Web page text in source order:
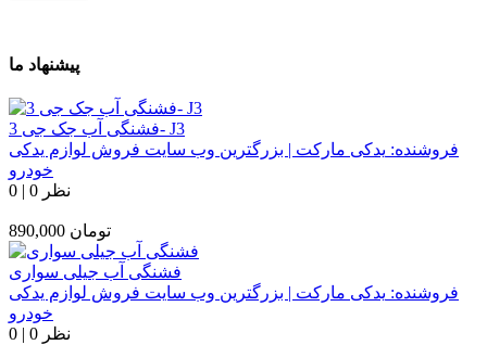
پیشنهاد ما
فشنگی آب جک جی 3- J3
فروشنده: یدکی مارکت | بزرگترین وب سایت فروش لوازم یدکی
خودرو
0 | 0 نظر
890,000 تومان
فشنگی آب جیلی سواری
فروشنده: یدکی مارکت | بزرگترین وب سایت فروش لوازم یدکی
خودرو
0 | 0 نظر